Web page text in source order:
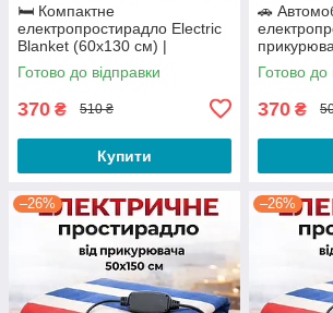
🛏️ Компактне
електропростирадло Electric
Blanket (60х130 см) |
Щільність 500 г/м², Туреччина
Готово до відправки
370 ₴ 510 ₴
Купити
🚗
Вт)
Готово до
370 ₴
–26% –26%